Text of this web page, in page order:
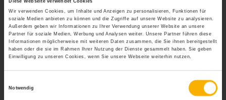
Diese Webseite verwendet Cookies
Wir verwenden Cookies, um Inhalte und Anzeigen zu personalisieren, Funktionen für
soziale Medien anbieten zu können und die Zugriffe auf unsere Website zu analysieren.
Außerdem geben wir Informationen zu Ihrer Verwendung unserer Website an unsere
Partner für soziale Medien, Werbung und Analysen weiter. Unsere Partner führen diese
Informationen möglicherweise mit weiteren Daten zusammen, die Sie ihnen bereitgestellt
haben oder die sie im Rahmen Ihrer Nutzung der Dienste gesammelt haben. Sie geben
Einwilligung zu unseren Cookies, wenn Sie unsere Webseite weiterhin nutzen.
Notwendig
kommt der Arbeitgeber auf.
Begriffsabgrenzung
Im Unterschied zur Betriebsversammlung wird die
Unternehmensleitung einberufen. Sie ist also eine
Veranstaltung des Arbeitgebers.